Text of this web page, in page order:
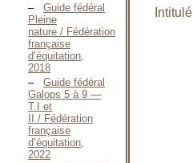
Guide fédéral
Pleine
nature / Fédération
française
d’équitation,
2018
Guide fédéral
Galops 5 à 9 —
T.I et
II / Fédération
française
d’équitation,
2022
Intitulé